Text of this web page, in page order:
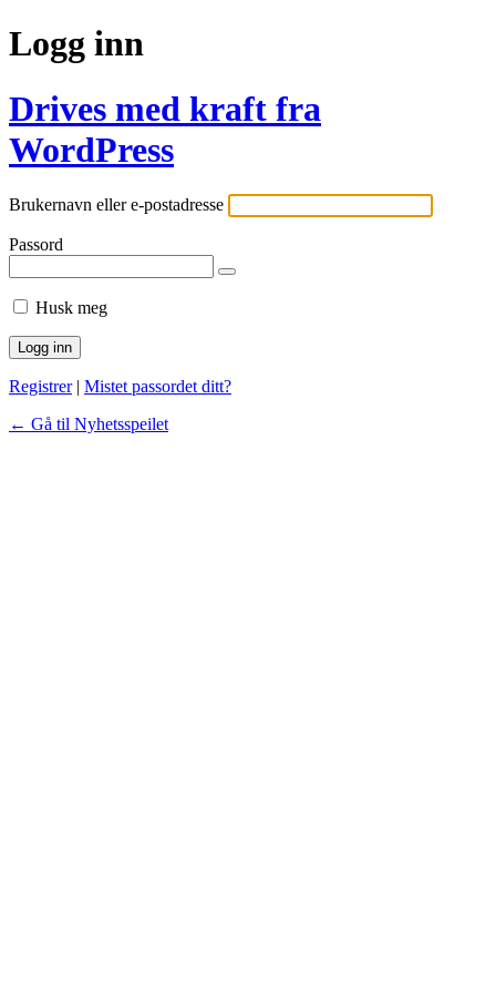
Logg inn
Drives med kraft fra
WordPress
Brukernavn eller e-postadresse
Passord
Husk meg
Registrer| Mistet passordet ditt?
← Gå til Nyhetsspeilet